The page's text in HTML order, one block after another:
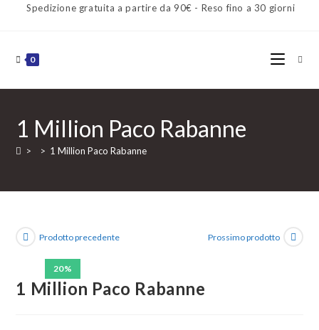
Spedizione gratuita a partire da 90€ - Reso fino a 30 giorni
0
1 Million Paco Rabanne
> > 1 Million Paco Rabanne
20%
Prodotto precedente Prossimo prodotto
1 Million Paco Rabanne